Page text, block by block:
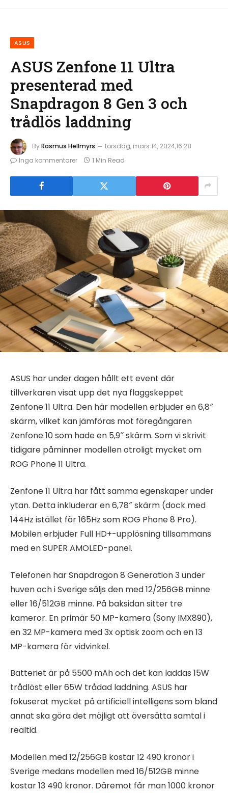
ASUS
ASUS Zenfone 11 Ultra
presenterad med
Snapdragon 8 Gen 3 och
trådlös laddning
ByRasmus Hellmyrs
torsdag, mars 14, 2024,16:28
Inga kommentarer
1 Min Read
ASUS har under dagen hållt ett event där
tillverkaren visat upp det nya flaggskeppet
Zenfone 11 Ultra. Den här modellen erbjuder en 6,8″
skärm, vilket kan jämföras mot föregångaren
Zenfone 10 som hade en 5,9″ skärm. Som vi skrivit
tidigare påminner modellen otroligt mycket om
ROG Phone 11 Ultra.
Zenfone 11 Ultra har fått samma egenskaper under
ytan. Detta inkluderar en 6,78″ skärm (dock med
144Hz istället för 165Hz som ROG Phone 8 Pro).
Mobilen erbjuder Full HD+-upplösning tillsammans
med en SUPER AMOLED-panel.
Telefonen har Snapdragon 8 Generation 3 under
huven och i Sverige säljs den med 12/256GB minne
eller 16/512GB minne. På baksidan sitter tre
kameror. En primär 50 MP-kamera (Sony IMX890),
en 32 MP-kamera med 3x optisk zoom och en 13
MP-kamera för vidvinkel.
Batteriet är på 5500 mAh och det kan laddas 15W
trådlöst eller 65W trådad laddning. ASUS har
fokuserat mycket på artificiell intelligens som bland
annat ska göra det möjligt att översätta samtal i
realtid.
Modellen med 12/256GB kostar 12 490 kronor i
Sverige medans modellen med 16/512GB minne
kostar 13 490 kronor. Däremot får man 1000 kronor